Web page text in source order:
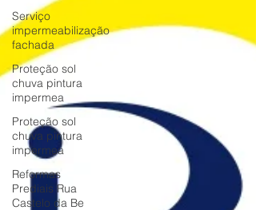
Serviço
impermeabilização
fachada
Proteção sol
chuva pintura
impermea
Proteção sol
chuva pintura
impermea
Reformas
Prediais Rua
Castelo da Be